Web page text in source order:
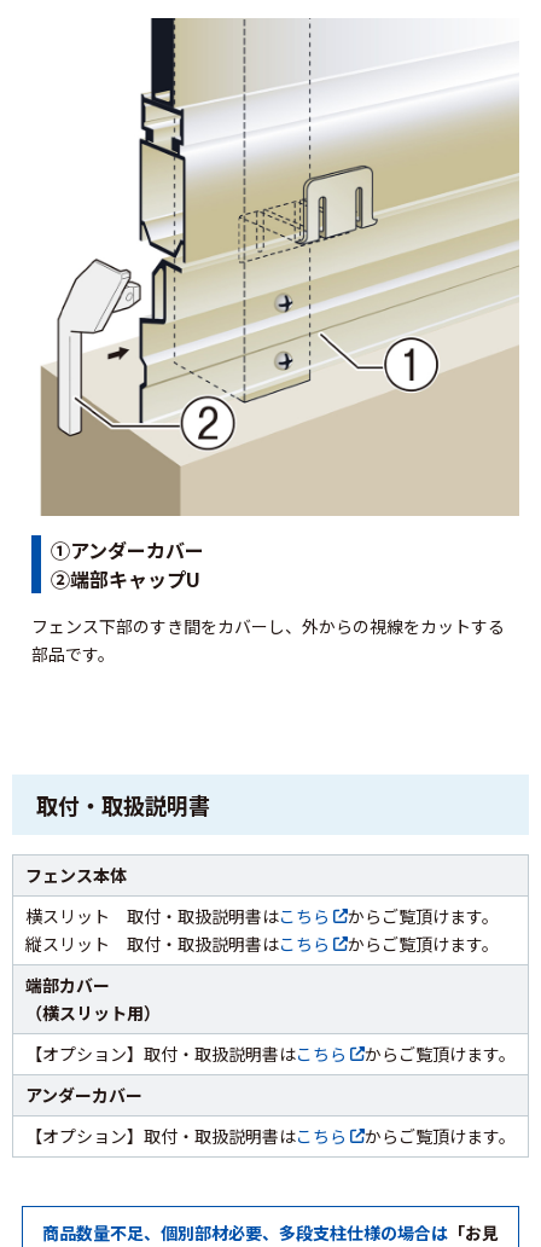
①アンダーカバー
②端部キャップU
フェンス下部のすき間をカバーし、外からの視線をカットする
部品です。
取付・取扱説明書
フェンス本体
横スリット 取付・取扱説明書はこちら
からご覧頂けます。
縦スリット 取付・取扱説明書はこちら
からご覧頂けます。
端部カバー
（横スリット用）
【オプション】取付・取扱説明書はこちら
からご覧頂けます。
アンダーカバー
【オプション】取付・取扱説明書はこちら からご覧頂けます。
商品数量不足、個別部材必要、多段支柱仕様の場合は 「お見